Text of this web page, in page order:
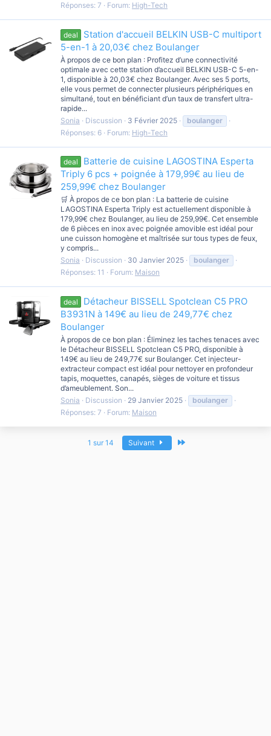
Réponses: 7
Forum: High-Tech
deal
Station d'accueil BELKIN USB-C multiport
5-en-1 à 20,03€ chez Boulanger
À propos de ce bon plan : Profitez d’une connectivité
optimale avec cette station d’accueil BELKIN USB-C 5-en-
1, disponible à 20,03€ chez Boulanger. Avec ses 5 ports,
elle vous permet de connecter plusieurs périphériques en
simultané, tout en bénéficiant d’un taux de transfert ultra-
rapide...
Sonia
Discussion 3 Février 2025
boulanger
Réponses: 6
Forum: High-Tech
deal
Batterie de cuisine LAGOSTINA Esperta
Triply 6 pcs + poignée à 179,99€ au lieu de
259,99€ chez Boulanger
🛒 À propos de ce bon plan : La batterie de cuisine
LAGOSTINA Esperta Triply est actuellement disponible à
179,99€ chez Boulanger, au lieu de 259,99€. Cet ensemble
de 6 pièces en inox avec poignée amovible est idéal pour
une cuisson homogène et maîtrisée sur tous types de feux,
y compris...
Sonia
Discussion 30 Janvier 2025
boulanger
Réponses: 11
Forum: Maison
deal
Détacheur BISSELL Spotclean C5 PRO
B3931N à 149€ au lieu de 249,77€ chez
Boulanger
À propos de ce bon plan : Éliminez les taches tenaces avec
le Détacheur BISSELL Spotclean C5 PRO, disponible à
149€ au lieu de 249,77€ sur Boulanger. Cet injecteur-
extracteur compact est idéal pour nettoyer en profondeur
tapis, moquettes, canapés, sièges de voiture et tissus
d’ameublement. Son...
Sonia
Discussion 29 Janvier 2025
boulanger
Réponses: 7
Forum: Maison
1 sur 14 Suivant